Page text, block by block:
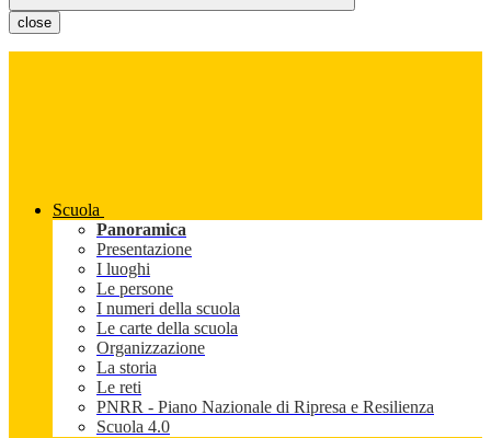
close
Scuola
Panoramica
Presentazione
I luoghi
Le persone
I numeri della scuola
Le carte della scuola
Organizzazione
La storia
Le reti
PNRR - Piano Nazionale di Ripresa e Resilienza
Scuola 4.0